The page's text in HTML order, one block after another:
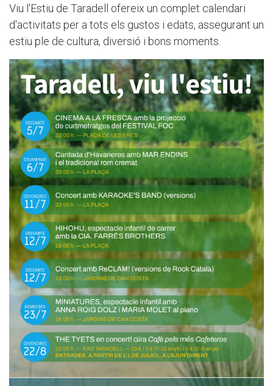
Viu l'Estiu de Taradell ofereix un complet calendari
d'activitats per a tots els gustos i edats, assegurant un
estiu ple de cultura, diversió i bons moments.